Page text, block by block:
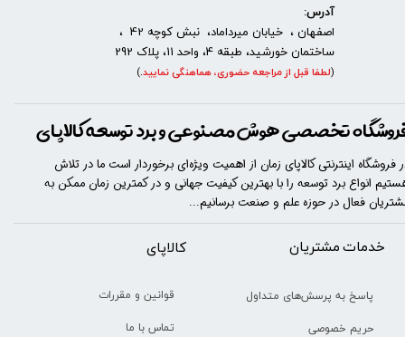
خدمات مشتریان
پاسخ به پرسش‌های متداول
حریم خصوصی
​​کالاپای
قوانین و مقررات
تماس با ما
تخصصی هوش مصنوعی و برد توسعه کالاپای
فروشگاه اینترنتی کالاپای زمان از اهمیت ویژه‌ای برخوردار است ما در تلاش
انواع برد توسعه را با​​​ بهترین کیفیت جهانی و در کمترین زمان ممکن به
فعال در حوزه علم و صنعت برسانیم...
آدرس:
اصفهان ، خیابان میرداماد، نبش کوچه 42 ،
ساختمان خورشید، طبقه 4، واحد 11، پلاک 292
(لطفا قبل از مراجعه حضوری، هماهنگی نمایید.
)